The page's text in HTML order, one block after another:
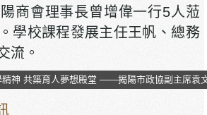
商會理事長曾增偉一行5人蒞
學校課程發展主任王帆、總務
流。
精神 共築育人夢想殿堂 ——揭陽市政協副主席袁